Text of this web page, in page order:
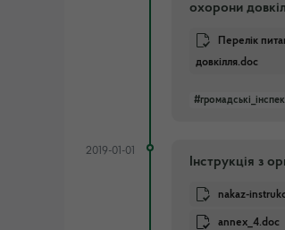
охорони
Перелік
довкілля.doc
2019-01-01
Інструкція з
nakaz-
annex_4.doc